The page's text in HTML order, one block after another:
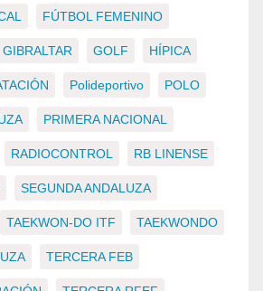
FÚTBOL FEMENINO
GIBRALTAR GOLF HÍPICA
Polideportivo POLO
PRIMERA NACIONAL
RADIOCONTROL RB LINENSE
SEGUNDA ANDALUZA
TAEKWON-DO ITF TAEKWONDO
TERCERA FEB